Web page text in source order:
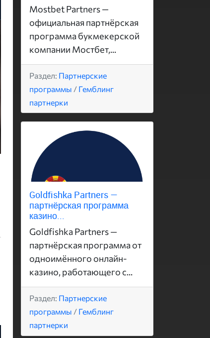
Mostbet Partners —
официальная партнёрская
программа букмекерской
компании Мостбет,...
Раздел: Партнерские
программы / Гемблинг
партнерки
Goldfishka Partners —
партнёрская программа
казино...
Goldfishka Partners —
партнёрская программа от
одноимённого онлайн-
казино, работающего с...
Раздел: Партнерские
программы / Гемблинг
партнерки